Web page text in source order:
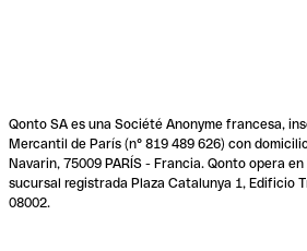
Qonto SA es una Société Anonyme francesa,
Mercantil de París (n° 819 489 626) con
Navarin, 75009 PARÍS - Francia. Qonto opera
sucursal registrada Plaza Catalunya 1, Edificio
08002.